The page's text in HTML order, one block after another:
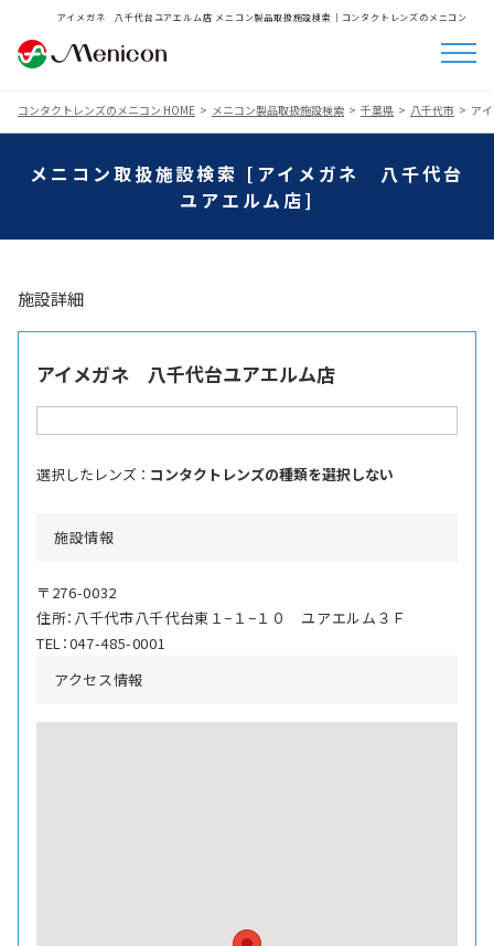
アイメガネ 八千代台ユアエルム店 メニコン製品取扱施設検索│コンタクトレンズのメニコン
コンタクトレンズのメニコン HOME メニコン製品取扱施設検索 千葉県 八千代市 ア
メニコン取扱施設検索 [アイメガネ 八千代台
ユアエルム店]
施設詳細
アイメガネ 八千代台ユアエルム店
選択したレンズ ： コンタクトレンズの種類を選択しない
施設情報
〒276-0032
住所：八千代市八千代台東１−１−１０ ユアエルム３Ｆ
TEL：047-485-0001
アクセス情報